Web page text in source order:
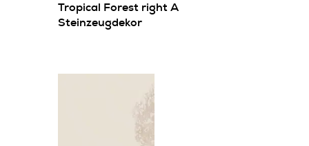
Tropical Forest right A
Steinzeugdekor